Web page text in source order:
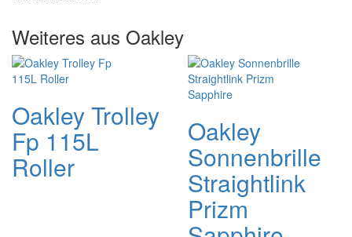
Weiteres aus Oakley
Oakley Trolley
Fp 115L
Roller
Oakley
Sonnenbrille
Straightlink
Prizm